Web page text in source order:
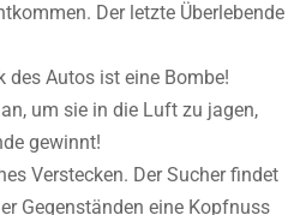
Der letzte Überlebende
des Autos ist eine Bombe!
um sie in die Luft zu jagen,
gewinnt!
Verstecken. Der Sucher findet
Gegenständen eine Kopfnuss